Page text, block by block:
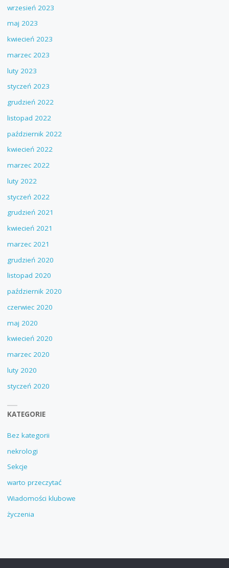
wrzesień 2023
maj 2023
kwiecień 2023
marzec 2023
luty 2023
styczeń 2023
grudzień 2022
listopad 2022
październik 2022
kwiecień 2022
marzec 2022
luty 2022
styczeń 2022
grudzień 2021
kwiecień 2021
marzec 2021
grudzień 2020
listopad 2020
październik 2020
czerwiec 2020
maj 2020
kwiecień 2020
marzec 2020
luty 2020
styczeń 2020
KATEGORIE
Bez kategorii
nekrologi
Sekcje
warto przeczytać
Wiadomości klubowe
życzenia